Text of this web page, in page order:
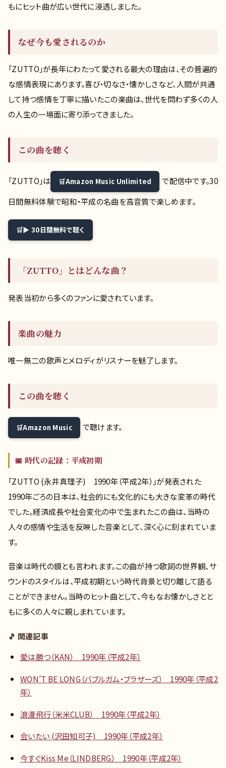
もにヒット曲が広い世代に浸透しました。
なぜ今も愛されるのか
「ZUTTO」が長年にわたって愛される最大の理由は、その普遍的
な感情表現にあります。喜び・切なさ・懐かしさなど、人間が共通
して持つ感情を丁寧に描いたこの楽曲は、世代を問わず多くの人
の人生の一場面に寄り添ってきました。
この曲を聴く
「ZUTTO」は Amazon Music Unlimited
で配信中です。30
日間無料体験で昭和・平成の名曲を高音質で楽しめます。
▶ 30日間無料で聴く
「ZUTTO」とはどんな曲？
発表当初から多くのファンに愛されています。
楽曲の魅力
唯一無二の歌声とメロディがリスナーを魅了します。
この曲を聴く
Amazon Music で聴けます。
📅 時代の記録：平成初期
「ZUTTO (永井真理子) 1990年（平成2年）」が発表された
1990年ごろの日本は、社会的にも文化的にも大きな変革の時代
でした。経済成長や社会変化の中で生まれたこの曲は、当時の
人々の感情や生活を反映した音楽として、深く心に刻まれていま
す。
音楽は時代の鏡とも言われます。この曲が持つ歌詞の世界観、サ
ウンドのスタイルは、平成初期という時代背景と切り離して語る
ことができません。当時のヒット曲として、今もなお懐かしさとと
もに多くの人々に親しまれています。
🎵 関連記事
愛は勝つ（KAN） 1990年（平成2年）
WON’T BE LONG（バブルガム・ブラザーズ） 1990年（平成2
年）
浪漫飛行（米米CLUB） 1990年（平成2年）
会いたい (沢田知可子) 1990年（平成2年）
今すぐKiss Me（LINDBERG） 1990年（平成2年）